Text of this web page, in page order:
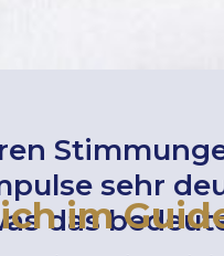
sehr
das
im